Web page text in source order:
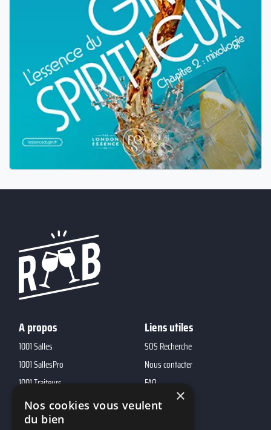
A propos
1001 Salles
1001 SallesPro
1001 Traiteurs
1001 DJ
10h01
Liens utiles
SOS Recherche
Nous contacter
FAQ
×
Nos cookies vous veulent
du bien